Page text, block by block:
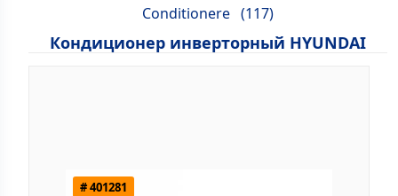
Conditionere (117)
Кондиционер инверторный HYUNDAI
# 401281